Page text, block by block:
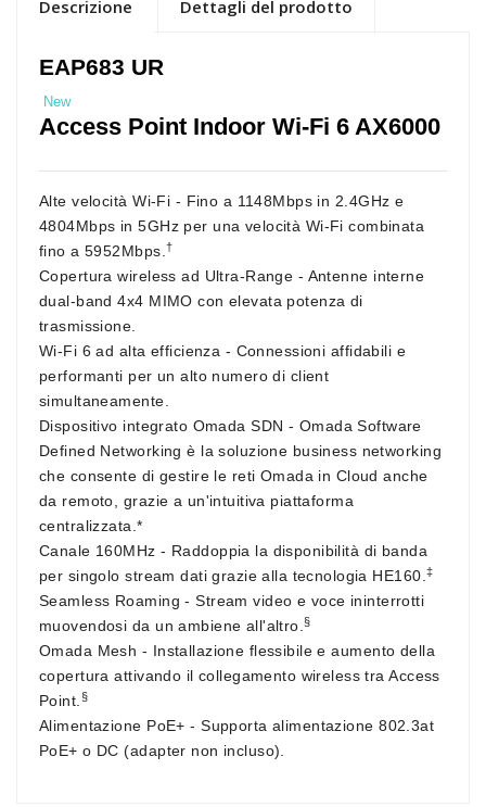
Descrizione Dettagli del prodotto
EAP683 UR
New
Access Point Indoor Wi-Fi 6 AX6000
Alte velocità Wi-Fi - Fino a 1148Mbps in 2.4GHz e
4804Mbps in 5GHz per una velocità Wi-Fi combinata
fino a 5952Mbps. †
Copertura wireless ad Ultra-Range - Antenne interne
dual-band 4x4 MIMO con elevata potenza di
trasmissione.
Wi-Fi 6 ad alta efficienza - Connessioni affidabili e
performanti per un alto numero di client
simultaneamente.
Dispositivo integrato Omada SDN - Omada Software
Defined Networking è la soluzione business networking
che consente di gestire le reti Omada in Cloud anche
da remoto, grazie a un'intuitiva piattaforma
centralizzata.*
Canale 160MHz- Raddoppia la disponibilità di banda
per singolo stream dati grazie alla tecnologia HE160. ‡
Seamless Roaming - Stream video e voce ininterrotti
muovendosi da un ambiene all'altro.§
Omada Mesh - Installazione flessibile e aumento della
copertura attivando il collegamento wireless tra Access
Point. §
Alimentazione PoE+- Supporta alimentazione 802.3at
PoE+ o DC (adapter non incluso).